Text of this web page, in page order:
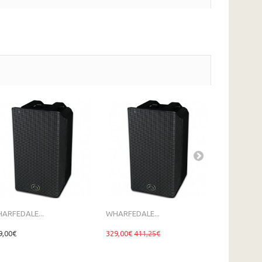
WHARFEDALE...
329,00€ 411,25€